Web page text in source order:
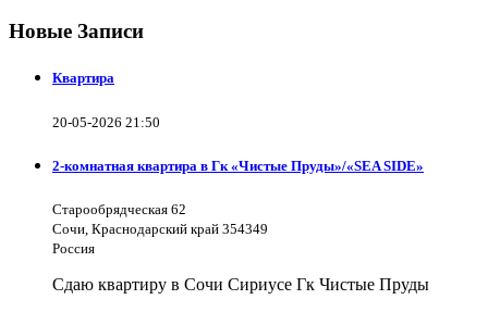
Новые Записи
Квартира
20-05-2026 21:50
2-комнатная квартира в Гк «Чистые Пруды»/«SEA SIDE»
Старообрядческая 62
Сочи, Краснодарский край 354349
Россия
Сдаю квартиру в Сочи Сириусе Гк Чистые Пруды